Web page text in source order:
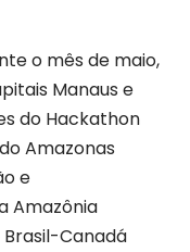
o mês de maio,
Manaus e
do Hackathon
Amazonas
e
Amazônia
Canadá